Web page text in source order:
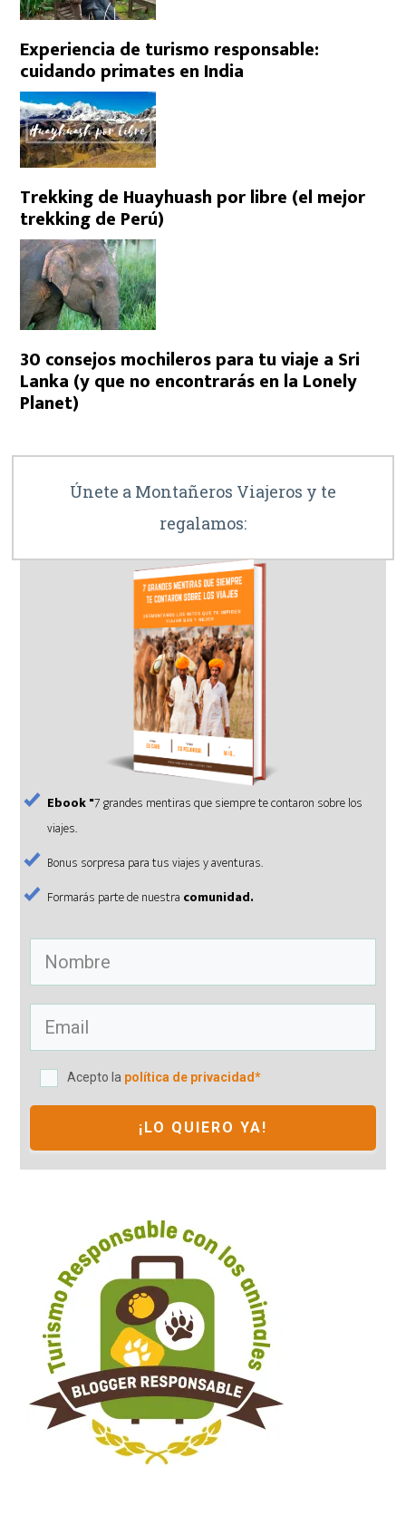
Experiencia de turismo responsable:
cuidando primates en India
Trekking de Huayhuash por libre (el mejor
trekking de Perú)
30 consejos mochileros para tu viaje a Sri
Lanka (y que no encontrarás en la Lonely
Planet)
Únete a Montañeros Viajeros y te
regalamos:
Ebook "7 grandes mentiras que siempre te contaron sobre los
viajes.
Bonus sorpresa para tus viajes y aventuras.
Formarás parte de nuestra comunidad.
Acepto la política de privacidad*
¡LO QUIERO YA!